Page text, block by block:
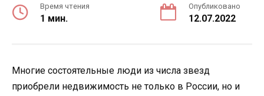
Время чтения
1 мин.
Опубликовано
12.07.2022
Многие состоятельные люди из числа звезд
приобрели недвижимость не только в России, но и